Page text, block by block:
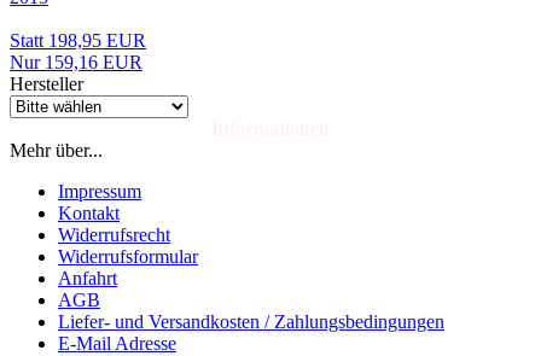
Statt 198,95 EUR
Nur 159,16 EUR
Hersteller
Mehr über...
Impressum
Kontakt
Widerrufsrecht
Widerrufsformular
Anfahrt
AGB
Liefer- und Versandkosten / Zahlungsbedingungen
E-Mail Adresse